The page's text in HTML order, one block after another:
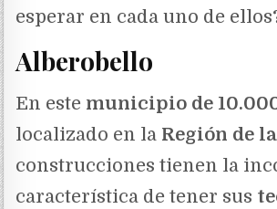
esperar en cada uno de
Alberobello
En este municipio de
localizado en la Región de
construcciones tienen la
característica de tener sus